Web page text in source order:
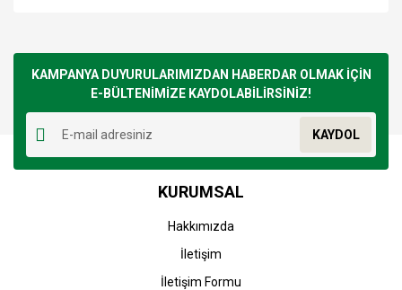
kullanarak tarafımıza iletebilirsiniz.
Görüş ve önerileriniz için teşekkür ederiz.
Ürün resmi kalitesiz, bozuk veya görüntülenemiyor.
Ürün açıklamasında eksik bilgiler bulunuyor.
Ürün bilgilerinde hatalar bulunuyor.
Ürün fiyatı diğer sitelerden daha pahalı.
KAMPANYA DUYURULARIMIZDAN HABERDAR OLMAK İÇİN
E-BÜLTENİMİZE KAYDOLABİLİRSİNİZ!
KAYDOL
KURUMSAL
Hakkımızda
İletişim
İletişim Formu